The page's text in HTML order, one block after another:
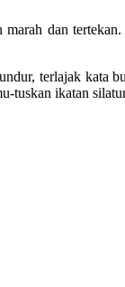
dan
terlajak kata
tuskan ikatan